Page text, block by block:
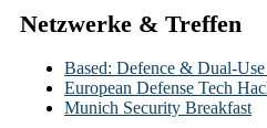
Netzwerke & Treffen
Based: Defence & Dual-
European Defense Tech
Munich Security Breakfast